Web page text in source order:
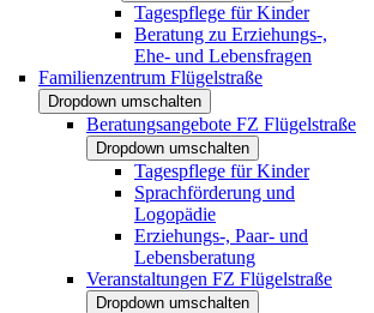
Tagespflege für Kinder
Beratung zu Erziehungs-,
Ehe- und Lebensfragen
Familienzentrum Flügelstraße
Dropdown umschalten
Beratungsangebote FZ Flügelstraße
Dropdown umschalten
Tagespflege für Kinder
Sprachförderung und
Logopädie
Erziehungs-, Paar- und
Lebensberatung
Veranstaltungen FZ Flügelstraße
Dropdown umschalten